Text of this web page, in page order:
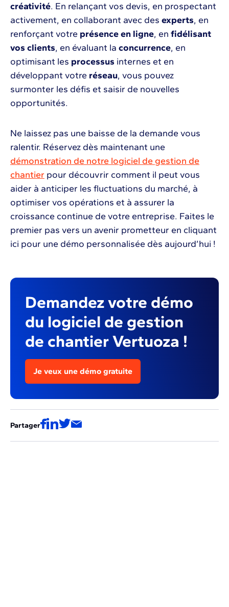
créativité. En relançant vos devis, en prospectant
activement, en collaborant avec des experts, en
renforçant votre présence en ligne, en fidélisant
vos clients, en évaluant la concurrence, en
optimisant les processus internes et en
développant votre réseau, vous pouvez
surmonter les défis et saisir de nouvelles
opportunités.
Ne laissez pas une baisse de la demande vous
ralentir. Réservez dès maintenant une
démonstration de notre logiciel de gestion de
chantier pour découvrir comment il peut vous
aider à anticiper les fluctuations du marché, à
optimiser vos opérations et à assurer la
croissance continue de votre entreprise. Faites le
premier pas vers un avenir prometteur en cliquant
ici pour une démo personnalisée dès aujourd’hui !
Demandez votre démo
du logiciel de gestion
de chantier Vertuoza !
Je veux une démo gratuite
Partager